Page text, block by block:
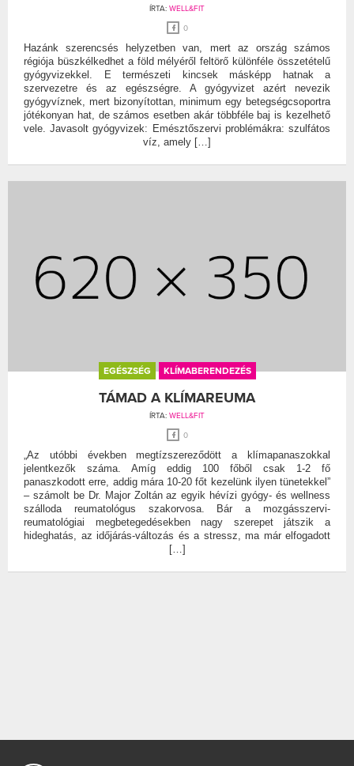
ÍRTA: WELL&FIT
0
Hazánk szerencsés helyzetben van, mert az ország számos
régiója büszkélkedhet a föld mélyéről feltörő különféle összetételű
gyógyvizekkel. E természeti kincsek másképp hatnak a
szervezetre és az egészségre. A gyógyvizet azért nevezik
gyógyvíznek, mert bizonyítottan, minimum egy betegségcsoportra
jótékonyan hat, de számos esetben akár többféle baj is kezelhető
vele. Javasolt gyógyvizek: Emésztőszervi problémákra: szulfátos
víz, amely […]
EGÉSZSÉG KLÍMABERENDEZÉS
TÁMAD A KLÍMAREUMA
ÍRTA: WELL&FIT
0
„Az utóbbi években megtízszereződött a klímapanaszokkal
jelentkezők száma. Amíg eddig 100 főből csak 1-2 fő
panaszkodott erre, addig mára 10-20 főt kezelünk ilyen tünetekkel”
– számolt be Dr. Major Zoltán az egyik hévízi gyógy- és wellness
szálloda reumatológus szakorvosa. Bár a mozgásszervi-
reumatológiai megbetegedésekben nagy szerepet játszik a
hideghatás, az időjárás-változás és a stressz, ma már elfogadott
[…]